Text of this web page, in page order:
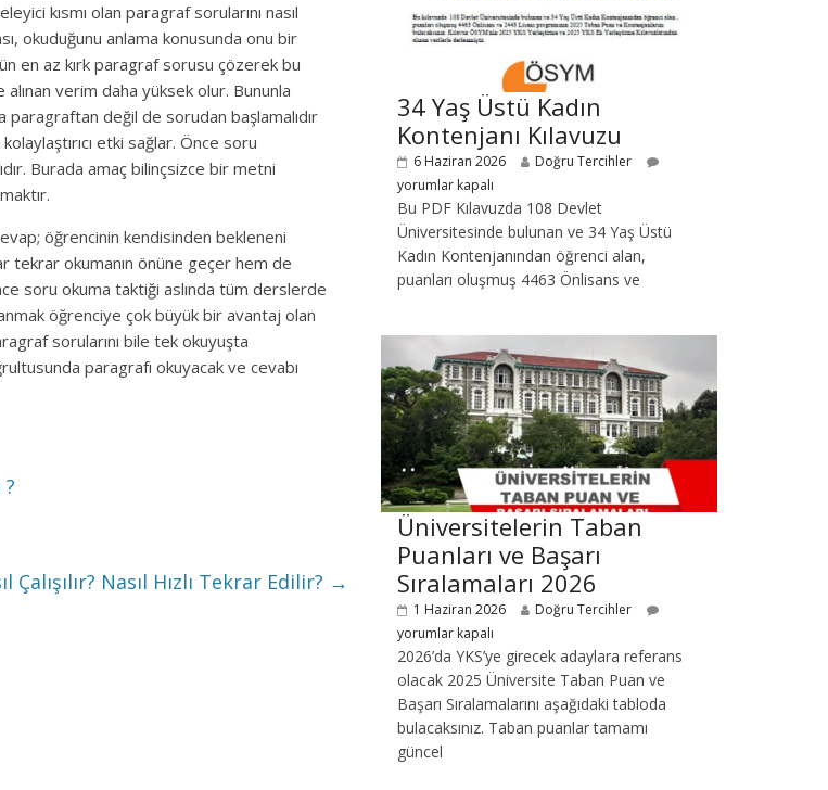
kısmı olan paragraf sorularını nasıl
okuduğunu anlama konusunda onu bir
en az kırk paragraf sorusu çözerek bu
verim daha yüksek olur. Bununla
değil de sorudan başlamalıdır
etki sağlar. Önce soru
Burada amaç bilinçsizce bir metni
öğrencinin kendisinden bekleneni
tekrar okumanın önüne geçer hem de
soru okuma taktiği aslında tüm derslerde
öğrenciye çok büyük bir avantaj olan
sorularını bile tek okuyuşta
paragrafı okuyacak ve cevabı
Çalışılır? Nasıl Hızlı Tekrar Edilir? →
34 Yaş Üstü Kadın
Kontenjanı Kılavuzu
6 Haziran 2026
Doğru Tercihler
yorumlar kapalı
Bu PDF Kılavuzda 108 Devlet
Üniversitesinde bulunan ve 34 Yaş Üstü
Kadın Kontenjanından öğrenci alan,
puanları oluşmuş 4463 Önlisans ve
Üniversitelerin Taban
Puanları ve Başarı
Sıralamaları 2026
1 Haziran 2026
Doğru Tercihler
yorumlar kapalı
2026’da YKS’ye girecek adaylara referans
olacak 2025 Üniversite Taban Puan ve
Başarı Sıralamalarını aşağıdaki tabloda
bulacaksınız. Taban puanlar tamamı
güncel